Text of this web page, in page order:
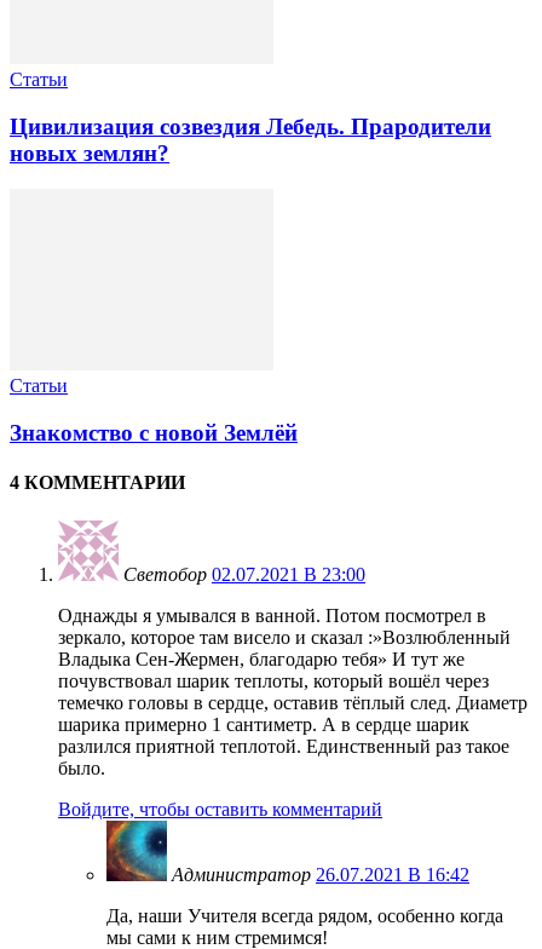
Статьи
Цивилизация созвездия Лебедь. Прародители
новых землян?
Статьи
Знакомство с новой Землёй
4 КОММЕНТАРИИ
Светобор 02.07.2021 В 23:00
Однажды я умывался в ванной. Потом посмотрел в
зеркало, которое там висело и сказал :»Возлюбленный
Владыка Сен-Жермен, благодарю тебя» И тут же
почувствовал шарик теплоты, который вошёл через
темечко головы в сердце, оставив тёплый след. Диаметр
шарика примерно 1 сантиметр. А в сердце шарик
разлился приятной теплотой. Единственный раз такое
было.
Войдите, чтобы оставить комментарий
Администратор 26.07.2021 В 16:42
Да, наши Учителя всегда рядом, особенно когда
мы сами к ним стремимся!